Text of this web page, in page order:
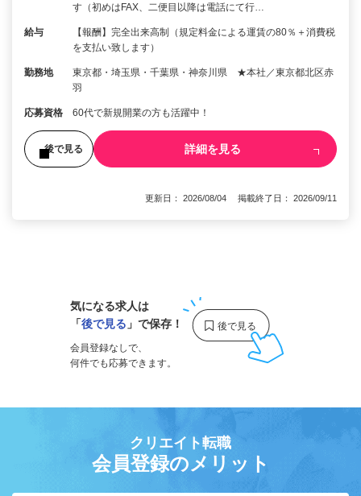
す（初めはFAX、二便目以降は電話にて行…
給与
【報酬】完全出来高制（規定料金による運賃の80％＋消費税
を支払い致します）
勤務地
東京都・埼玉県・千葉県・神奈川県 ★本社／東京都北区赤
羽
応募資格 60代で新規開業の方も活躍中！
後で見る 詳細を見る
更新日： 2026/08/04 掲載終了日： 2026/09/11
気になる求人は
「後で見る 」で保存！
会員登録なしで、
何件でも応募できます。
クリエイト転職
会員登録のメリット